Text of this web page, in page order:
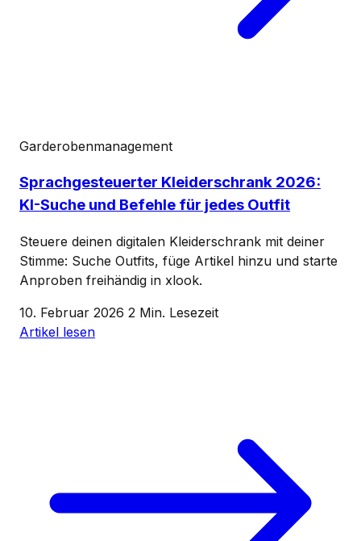
Garderobenmanagement
Sprachgesteuerter Kleiderschrank 2026:
KI-Suche und Befehle für jedes Outfit
Steuere deinen digitalen Kleiderschrank mit deiner
Stimme: Suche Outfits, füge Artikel hinzu und starte
Anproben freihändig in xlook.
10. Februar 2026 2 Min. Lesezeit
Artikel lesen